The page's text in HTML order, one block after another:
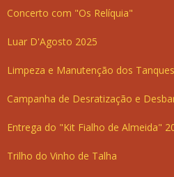
Concerto com "Os Relíquia"
Luar D'Agosto 2025
Limpeza e Manutenção dos
Campanha de Desratização e
Entrega do "Kit Fialho de Almeida"
Trilho do Vinho de Talha